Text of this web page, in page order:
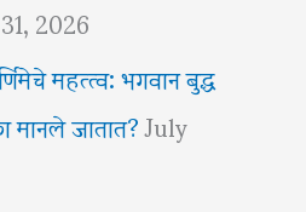
2026
महत्त्व: भगवान बुद्ध
मानले जातात?July